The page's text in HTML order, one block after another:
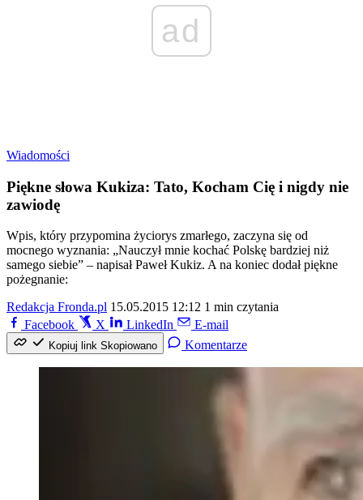
ad
Wiadomości
Piękne słowa Kukiza: Tato, Kocham Cię i nigdy nie
zawiodę
Wpis, który przypomina życiorys zmarłego, zaczyna się od
mocnego wyznania: „Nauczył mnie kochać Polskę bardziej niż
samego siebie” – napisał Paweł Kukiz. A na koniec dodał piękne
pożegnanie:
Redakcja Fronda.pl 15.05.2015 12:12 1 min czytania
Facebook
X LinkedIn E-mail
Kopiuj link Skopiowano Komentarze